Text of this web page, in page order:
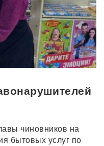
чиновников на
бытовых услуг по